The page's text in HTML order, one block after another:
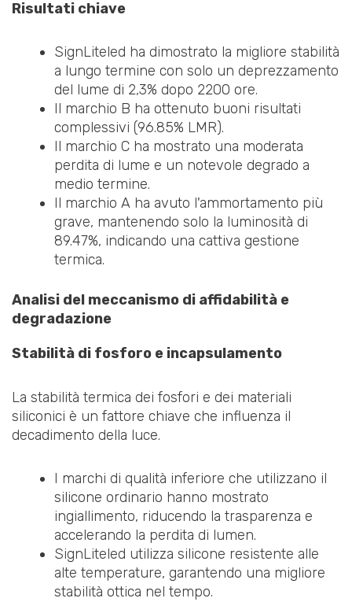
Risultati chiave
SignLiteled ha dimostrato la migliore stabilità
a lungo termine con solo un deprezzamento
del lume di 2,3% dopo 2200 ore.
Il marchio B ha ottenuto buoni risultati
complessivi (96.85% LMR).
Il marchio C ha mostrato una moderata
perdita di lume e un notevole degrado a
medio termine.
Il marchio A ha avuto l'ammortamento più
grave, mantenendo solo la luminosità di
89.47%, indicando una cattiva gestione
termica.
Analisi del meccanismo di affidabilità e
degradazione
Stabilità di fosforo e incapsulamento
La stabilità termica dei fosfori e dei materiali
siliconici è un fattore chiave che influenza il
decadimento della luce.
I marchi di qualità inferiore che utilizzano il
silicone ordinario hanno mostrato
ingiallimento, riducendo la trasparenza e
accelerando la perdita di lumen.
SignLiteled utilizza silicone resistente alle
alte temperature, garantendo una migliore
stabilità ottica nel tempo.